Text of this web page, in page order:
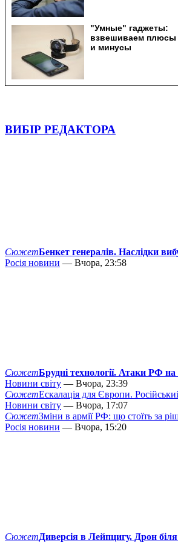
ВИБІР РЕДАКТОРА
СюжетБенкет генералів. Наслідки
Росія новини — Вчора, 23:58
СюжетБрудні технології. Атаки РФ
Новини світу — Вчора, 23:39
СюжетЕскалація для Європи.
Новини світу — Вчора, 17:07
СюжетЗміни в армії РФ: що стоїть за
Росія новини — Вчора, 15:20
СюжетДиверсія в Лейпцигу. Дрон біля